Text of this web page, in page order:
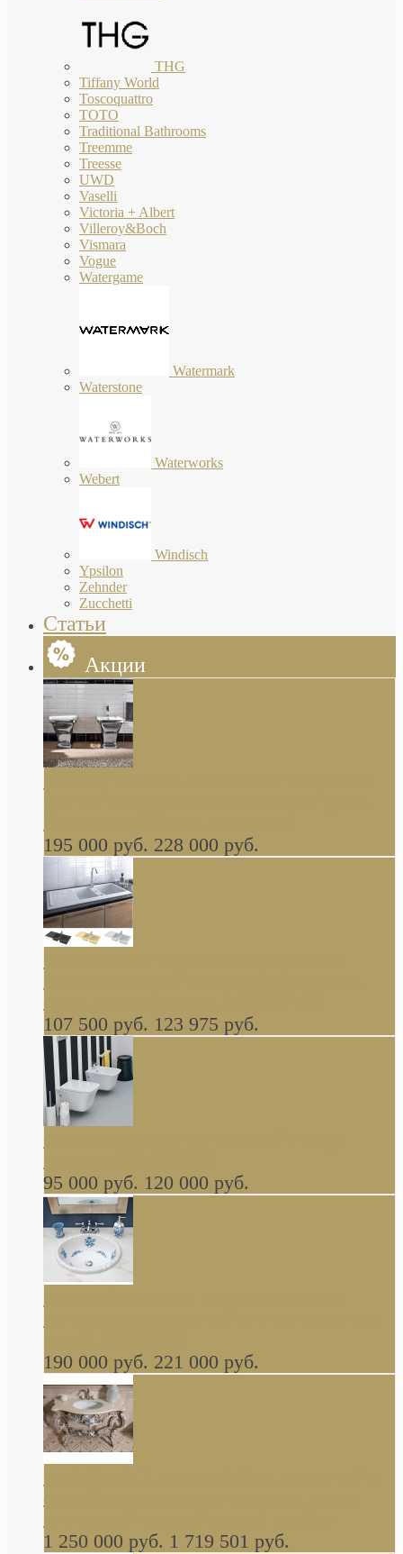
THG
Tiffany World
Toscoquattro
TOTO
Traditional Bathrooms
Treemme
Treesse
UWD
Vaselli
Victoria + Albert
Villeroy&Boch
Vismara
Vogue
Watergame
Watermark
Waterstone
Waterworks
Webert
Windisch
Ypsilon
Zehnder
Zucchetti
Статьи
Акции
Butterfly Scarabeo КОМПЛЕКТ санфаянса
глянцевая платина В НАЛИЧИИ
195 000 руб. 228 000 руб.
керамическая мойка 1160 x 510 мм белая,
серая, черная, бежевая В НАЛИЧИИ
107 500 руб. 123 975 руб.
навесное КОМПЛЕКТ
95 000 руб. 120 000 руб.
Decorated Bathroom раковина овальная
встраиваемая для ванной с рисунком синяя
роза В НАЛИЧИИ
190 000 руб. 221 000 руб.
стиле барокко, из массива дерева, светло
коричневый матовый окрас + серебро
1 250 000 руб. 1 719 501 руб.